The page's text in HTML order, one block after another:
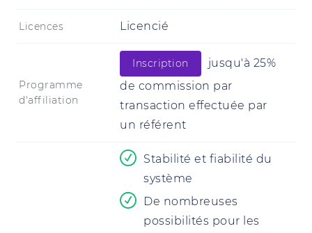
Licences Licencié
Programme
d'affiliation
Inscription
jusqu'à 25%
de commission par
transaction effectuée par
un référent
Stabilité et fiabilité du
système
De nombreuses
possibilités pour les